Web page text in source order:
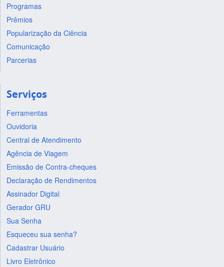
Programas
Prêmios
Popularização da Ciência
Comunicação
Parcerias
Serviços
Ferramentas
Ouvidoria
Central de Atendimento
Agência de Viagem
Emissão de Contra-cheques
Declaração de Rendimentos
Assinador Digital
Gerador GRU
Sua Senha
Esqueceu sua senha?
Cadastrar Usuário
Livro Eletrônico